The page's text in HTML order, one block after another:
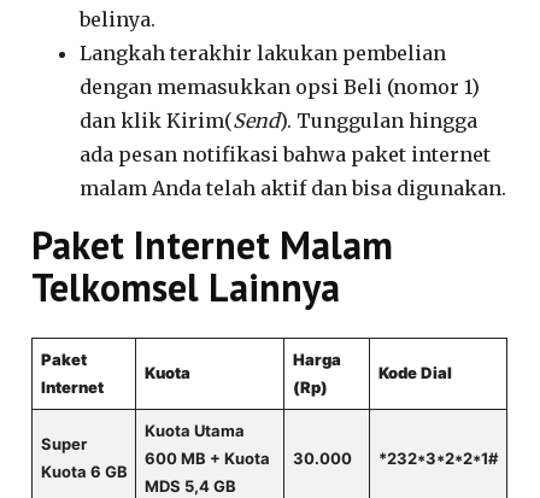
belinya.
Langkah terakhir lakukan pembelian
dengan memasukkan opsi Beli (nomor 1)
dan klik Kirim(Send). Tunggulan hingga
ada pesan notifikasi bahwa paket internet
malam Anda telah aktif dan bisa digunakan.
Paket Internet Malam
Telkomsel Lainnya
Paket
Internet
Kuota
Harga
(Rp)
Kode Dial
Super
Kuota 6 GB
Kuota Utama
600 MB + Kuota
MDS 5,4 GB
30.000 *232*3*2*2*1#